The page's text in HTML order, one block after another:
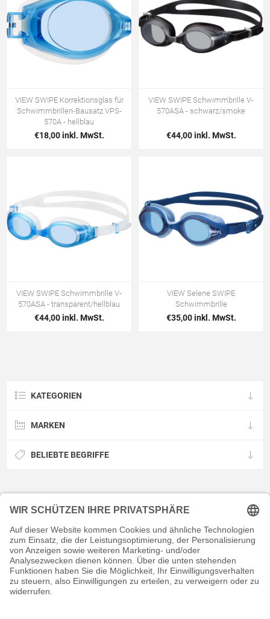
VIEW SWIPE Korrektionsglas für
Schwimmbrillen-Bausatz VPS-
570A - hellblau
€18,00 inkl. MwSt.
VIEW SWIPE Schwimmbrille V-
570ASA - schwarz/smoke
€44,00 inkl. MwSt.
VIEW SWIPE Schwimmbrille V-
570ASA - transparent/hellblau
€44,00 inkl. MwSt.
VIEW Selene SWIPE
Schwimmbrille
€35,00 inkl. MwSt.
KATEGORIEN
MARKEN
BELIEBTE BEGRIFFE
KONTAKT